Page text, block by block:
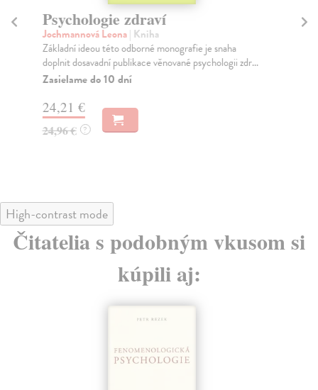
Psychologie zdraví
Jochmannová Leona| Kniha
Základní ideou této odborné monografie je snaha
doplnit dosavadní publikace věnované psychologii zdr...
Zasielame do 10 dní
24,21 €
24,96 € ?
High-contrast mode
Čitatelia s podobným vkusom si
kúpili aj: